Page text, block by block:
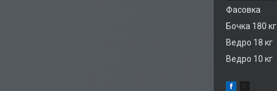
Фасовка
Бочка 180 кг
Ведро 18 кг
Ведро 10 кг